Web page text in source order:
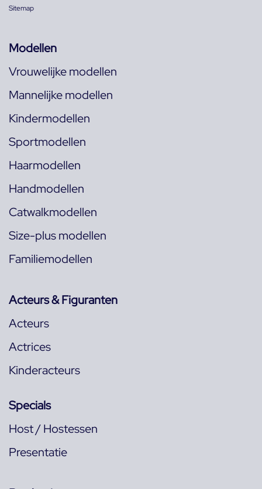
Sitemap
Modellen
Vrouwelijke modellen
Mannelijke modellen
Kindermodellen
Sportmodellen
Haarmodellen
Handmodellen
Catwalkmodellen
Size-plus modellen
Familiemodellen
Acteurs & Figuranten
Acteurs
Actrices
Kinderacteurs
Specials
Host / Hostessen
Presentatie